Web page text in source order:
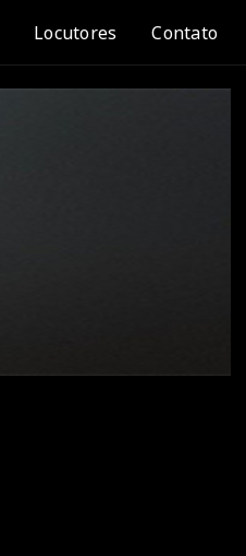
Locutores Contato